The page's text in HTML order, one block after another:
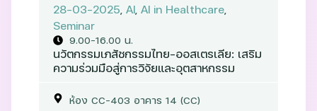
28-03-2025, AI, AI in Healthcare,
Seminar
9.00-16.00 น.
นวัตกรรมเภสัชกรรมไทย-ออสเตรเลีย: เสริม
ความร่วมมือสู่การวิจัยและอุตสาหกรรม
ห้อง CC-403 อาคาร 14 (CC)